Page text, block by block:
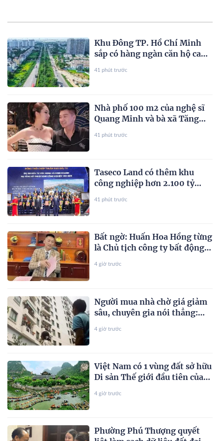
Khu Đông TP. Hồ Chí Minh
sắp có hàng ngàn căn hộ cao
III/2026
41 phút trước
Nhà phố 100 m2 của nghệ sĩ
Quang Minh và bà xã Tăng
41 phút trước
Taseco Land có thêm khu
công nghiệp hơn 2.100 tỷ
nghiệp” nước ta, nơi
41 phút trước
Bất ngờ: Huấn Hoa Hồng từng
là Chủ tịch công ty bất động
làm thì mới có ăn”
4 giờ trước
Người mua nhà chờ giá giảm
sâu, chuyên gia nói thẳng:
4 giờ trước
Việt Nam có 1 vùng đất sở hữu
Di sản Thế giới đầu tiên của
của ngành du lịch" đề cử, là
4 giờ trước
Phường Phú Thượng quyết